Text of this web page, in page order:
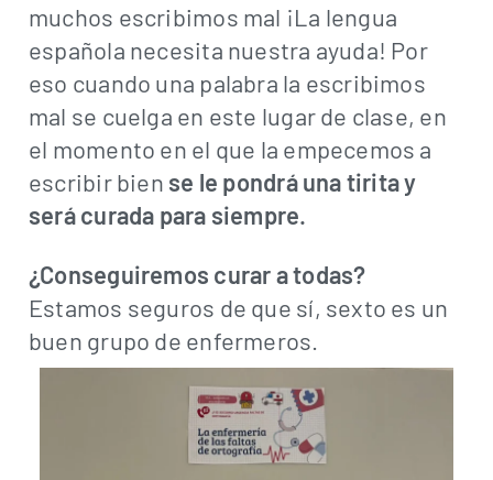
muchos escribimos mal ¡La lengua
española necesita nuestra ayuda! Por
eso cuando una palabra la escribimos
mal se cuelga en este lugar de clase, en
el momento en el que la empecemos a
escribir bien se le pondrá una tirita y
será curada para siempre.
¿Conseguiremos curar a todas?
Estamos seguros de que sí, sexto es un
buen grupo de enfermeros.